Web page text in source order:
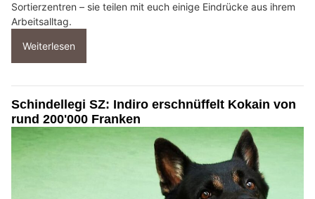
Sortierzentren – sie teilen mit euch einige Eindrücke aus ihrem
Arbeitsalltag.
Weiterlesen
Schindellegi SZ: Indiro erschnüffelt Kokain von
rund 200'000 Franken